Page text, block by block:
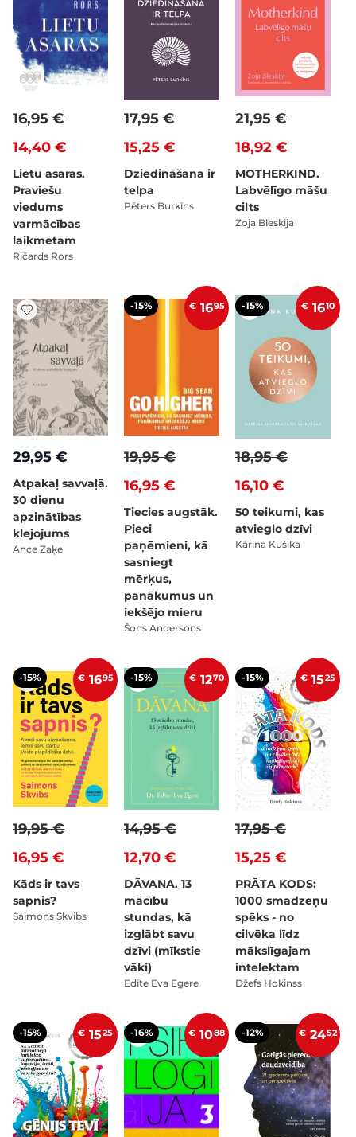
14,40 €
16,95 €
Lietu asaras.
Praviešu
viedums
varmācības
laikmetam
Ričards Rors
15,25 €
17,95 €
Dziedināšana ir
telpa
Pēters Burkīns
18,92 €
21,95 €
MOTHERKIND.
Labvēlīgo māšu
cilts
Zoja Bleskija
29,95 €
Atpakaļ savvaļā.
30 dienu
apzinātības
klejojums
Ance Zaķe
-15% € 1695
16,95 €
19,95 €
Tiecies augstāk.
Pieci
paņēmieni, kā
sasniegt
mērķus,
panākumus un
iekšējo mieru
Šons Andersons
-15% € 1610
16,10 €
18,95 €
50 teikumi, kas
atvieglo dzīvi
Kārina Kušika
-15% € 1695
16,95 €
19,95 €
Kāds ir tavs
sapnis?
Saimons Skvibs
-15% € 1270
12,70 €
14,95 €
DĀVANA. 13
mācību
stundas, kā
izglābt savu
dzīvi (mīkstie
vāki)
Edīte Eva Egere
-15% € 1525
15,25 €
17,95 €
PRĀTA KODS:
1000 smadzeņu
spēks - no
cilvēka līdz
mākslīgajam
intelektam
Džefs Hokinss
-15% € 1525 -16% € 1088 -12% € 2452